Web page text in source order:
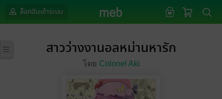
ล็อกอินเข้าระบบ
สาวว่างงานอลหม่านหารัก
โดย Colonel Aki